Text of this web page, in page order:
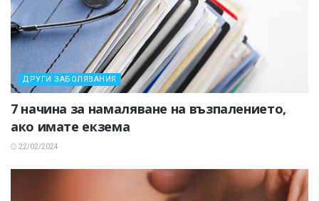
ДРУГИ ЗАБОЛЯВАНИЯ
7 начина за намаляване на възпалението,
ако имате екзема
22/02/2024